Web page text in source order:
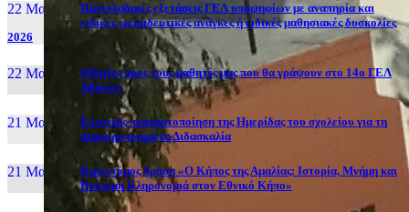
22 Μαι, 26
Πανελλαδικές εξετάσεις ΓΕΛ υποψηφίων με αναπηρία και
ειδικές εκπαιδευτικές ανάγκες ή ειδικές μαθησιακές δυσκολίες
2026
22 Μαι, 26
Οδηγίες προς τους μαθητές μας που θα γράψουν στο 14ο ΓΕΛ
Αθηνών
21 Μαι, 26
Επιτυχής πραγματοποίηση της Ημερίδας του σχολείου για τη
Διαφοροποιημένη Διδασκαλία
21 Μαι, 26
Καινοτόμος δράση «Ο Κήπος της Αμαλίας: Ιστορία, Μνήμη και
Βιώσιμη Κληρονομιά στον Εθνικό Κήπο»